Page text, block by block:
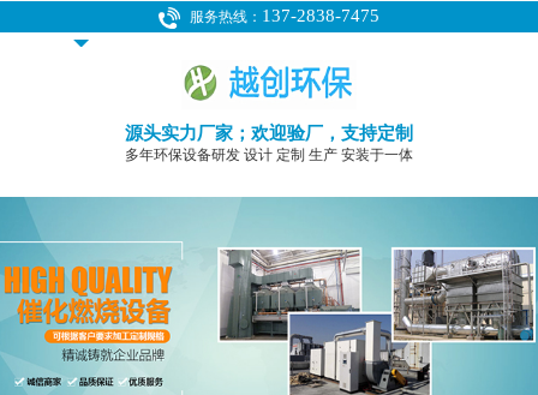
服务热线： 137-2838-7475
源头实力厂家；欢迎验厂，支持定制
多年环保设备研发 设计 定制 生产 安装于一体